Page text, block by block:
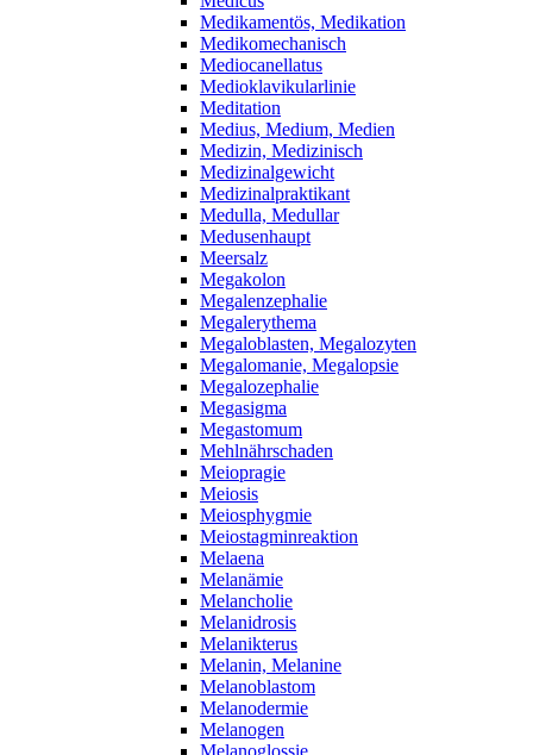
Medikamentös, Medikation
Medikomechanisch
Mediocanellatus
Medioklavikularlinie
Meditation
Medius, Medium, Medien
Medizin, Medizinisch
Medizinalgewicht
Medizinalpraktikant
Medulla, Medullar
Medusenhaupt
Meersalz
Megakolon
Megalenzephalie
Megalerythema
Megaloblasten, Megalozyten
Megalomanie, Megalopsie
Megalozephalie
Megasigma
Megastomum
Mehlnährschaden
Meiopragie
Meiosis
Meiosphygmie
Meiostagminreaktion
Melaena
Melanämie
Melancholie
Melanidrosis
Melanikterus
Melanin, Melanine
Melanoblastom
Melanodermie
Melanogen
Melanoglossie